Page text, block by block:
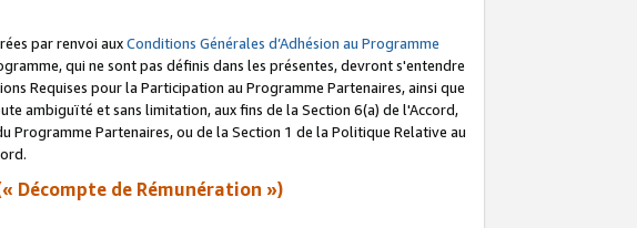
par renvoi auxConditions Générales d’Adhésion au Programme
qui ne sont pas définis dans les présentes, devront s'entendre
Requises pour la Participation au Programme Partenaires, ainsi que
ambiguïté et sans limitation, aux fins de la Section 6(a) de l'Accord,
Programme Partenaires, ou de la Section 1 de la Politique Relative au
Décompte de Rémunération »)